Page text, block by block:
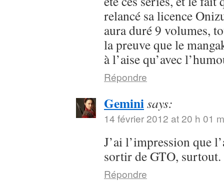
relancé sa licence
aura duré 9 volumes,
la preuve que le
à l’aise qu’avec
Répondre
Geminisays:
14 février 2012 at 20 h 01
J’ai l’impression que
sortir de GTO, surtout.
Répondre